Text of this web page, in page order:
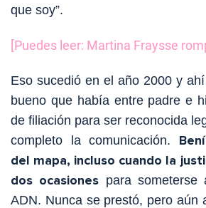
que soy”.
[Puedes leer: Martina Fraysse
Eso sucedió en el año 2000 y
bueno que había entre padre e
de filiación para ser reconocida
completo la comunicación.
del mapa, incluso cuando la
dos ocasiones para
ADN. Nunca se prestó, pero aún